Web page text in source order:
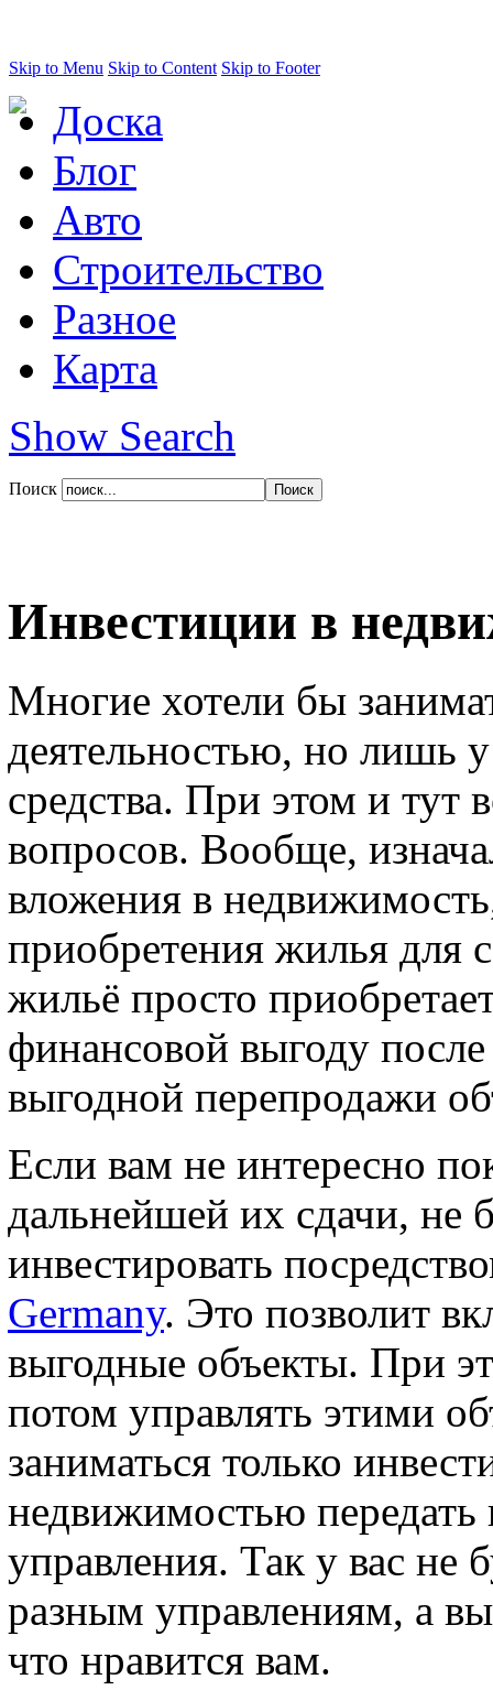
Skip to Menu Skip to Content Skip to Footer
Доска
Блог
Авто
Строительство
Разное
Карта
Show Search
Поиск
Инвестиции в
Многие хотели бы
деятельностью, но лишь
средства. При этом и тут
вопросов. Вообще,
вложения в
приобретения жилья для
жильё просто
финансовой выгоду
выгодной перепродажи
Если вам не интересно
дальнейшей их сдачи, не
инвестировать
Germany. Это позволит
выгодные объекты. При
потом управлять этими
заниматься только
недвижимостью передать
управления. Так у вас не
разным управлениям, а
что нравится вам.